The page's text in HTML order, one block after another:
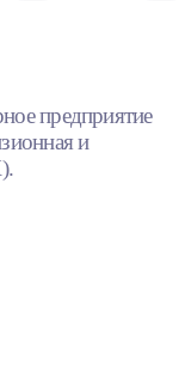
предприятие
и